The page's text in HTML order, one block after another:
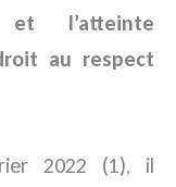
l’atteinte
au respect
2022 (1), il